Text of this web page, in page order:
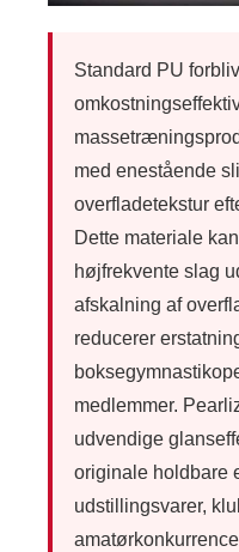
Standard PU
med enestående
overfladetekstur
Dette materiale
højfrekvente slag
afskalning af
reducerer
medlemmer.
udvendige
originale holdbare
udstillingsvarer,